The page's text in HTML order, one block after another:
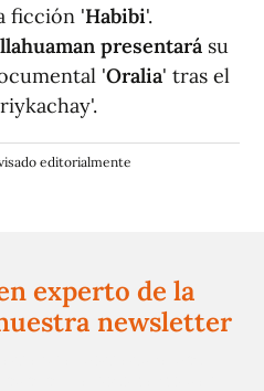
ficción 'Habibi'.
presentará su
'Oralia' tras el
editorialmente
experto de la
newsletter